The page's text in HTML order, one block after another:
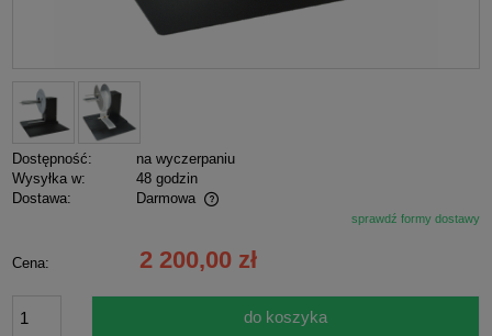
Dostępność:
na wyczerpaniu
Wysyłka w:
48 godzin
Dostawa:
Darmowa
Cena nie zawiera ewentualnych kosztów płatnościsprawdź formy dostawy
Cena: 2 200,00 zł
do koszyka